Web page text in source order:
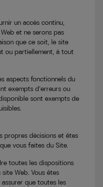
un accès continu,
et ne serons pas
que ce soit, le site
ou partiellement, à tout
aspects fonctionnels du
exempts d’erreurs ou
sont exempts de
propres décisions et êtes
vous faites du Site.
toutes les dispositions
Web. Vous êtes
que toutes les